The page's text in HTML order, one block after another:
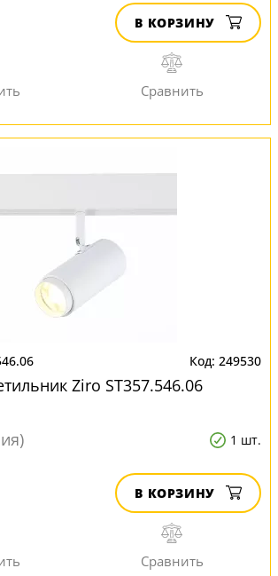
В КОРЗИНУ
249530
Ziro ST357.546.06
1 шт.
В КОРЗИНУ